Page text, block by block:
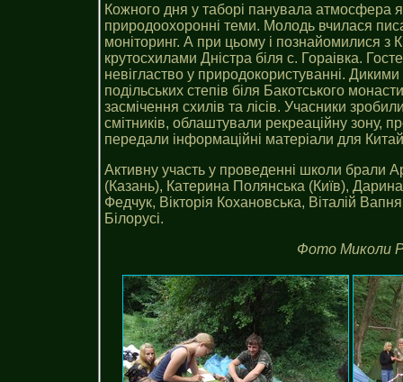
Кожного дня у таборі панувала атмосфера
природоохоронні теми. Молодь вчилася
моніторинг. А при цьому і познайомилися
крутосхилами Дністра біля с. Гораівка.
невігластво у природокористуванні.
подільських степів біля Бакотського
засмічення схилів та лісів. Учасники
смітників, облаштували рекреаційну зону,
передали інформаційні матеріали для
Активну участь у проведенні школи брали
(Казань), Катерина Полянська (Київ),
Федчук, Вікторія Кохановська, Віталій
Білорусі.
Фото Миколи